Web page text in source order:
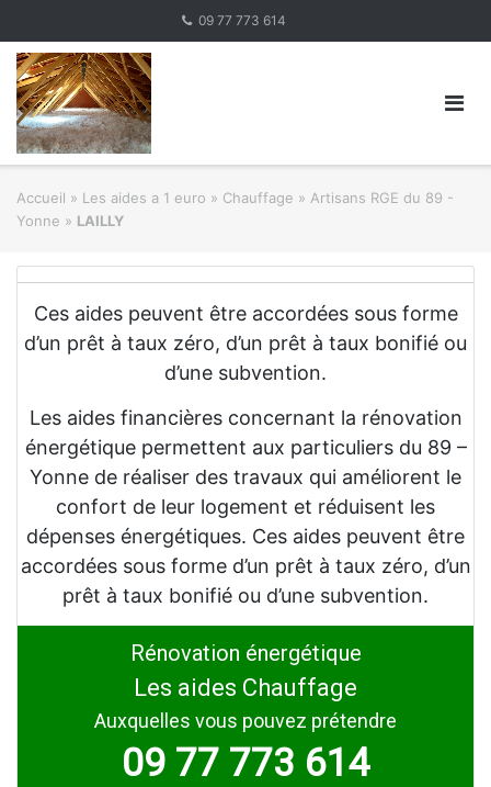
content
09 77 773 614
Accueil » Les aides a 1 euro » Chauffage » Artisans RGE du 89 -
Yonne » LAILLY
Ces aides peuvent être accordées sous forme
d’un prêt à taux zéro, d’un prêt à taux bonifié ou
d’une subvention.
Les aides financières concernant la rénovation
énergétique permettent aux particuliers du 89 –
Yonne de réaliser des travaux qui améliorent le
confort de leur logement et réduisent les
dépenses énergétiques. Ces aides peuvent être
accordées sous forme d’un prêt à taux zéro, d’un
prêt à taux bonifié ou d’une subvention.
Rénovation énergétique
Les aides Chauffage
Auxquelles vous pouvez prétendre
09 77 773 614